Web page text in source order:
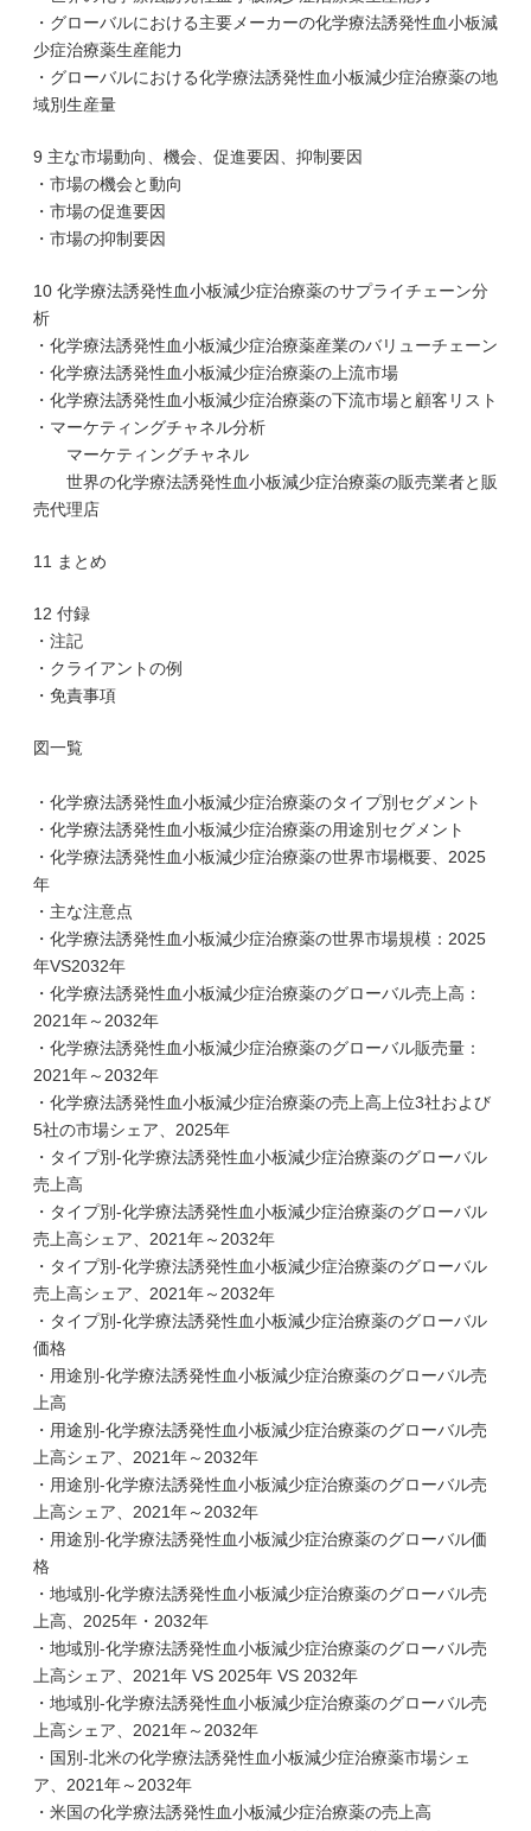
・グローバルにおける主要メーカーの化学療法誘発性血小板減
少症治療薬生産能力
・グローバルにおける化学療法誘発性血小板減少症治療薬の地
域別生産量
9 主な市場動向、機会、促進要因、抑制要因
・市場の機会と動向
・市場の促進要因
・市場の抑制要因
10 化学療法誘発性血小板減少症治療薬のサプライチェーン分
析
・化学療法誘発性血小板減少症治療薬産業のバリューチェーン
・化学療法誘発性血小板減少症治療薬の上流市場
・化学療法誘発性血小板減少症治療薬の下流市場と顧客リスト
・マーケティングチャネル分析
マーケティングチャネル
世界の化学療法誘発性血小板減少症治療薬の販売業者と販
売代理店
11 まとめ
12 付録
・注記
・クライアントの例
・免責事項
図一覧
・化学療法誘発性血小板減少症治療薬のタイプ別セグメント
・化学療法誘発性血小板減少症治療薬の用途別セグメント
・化学療法誘発性血小板減少症治療薬の世界市場概要、2025
年
・主な注意点
・化学療法誘発性血小板減少症治療薬の世界市場規模：2025
年VS2032年
・化学療法誘発性血小板減少症治療薬のグローバル売上高：
2021年～2032年
・化学療法誘発性血小板減少症治療薬のグローバル販売量：
2021年～2032年
・化学療法誘発性血小板減少症治療薬の売上高上位3社および
5社の市場シェア、2025年
・タイプ別-化学療法誘発性血小板減少症治療薬のグローバル
売上高
・タイプ別-化学療法誘発性血小板減少症治療薬のグローバル
売上高シェア、2021年～2032年
・タイプ別-化学療法誘発性血小板減少症治療薬のグローバル
売上高シェア、2021年～2032年
・タイプ別-化学療法誘発性血小板減少症治療薬のグローバル
価格
・用途別-化学療法誘発性血小板減少症治療薬のグローバル売
上高
・用途別-化学療法誘発性血小板減少症治療薬のグローバル売
上高シェア、2021年～2032年
・用途別-化学療法誘発性血小板減少症治療薬のグローバル売
上高シェア、2021年～2032年
・用途別-化学療法誘発性血小板減少症治療薬のグローバル価
格
・地域別-化学療法誘発性血小板減少症治療薬のグローバル売
上高、2025年・2032年
・地域別-化学療法誘発性血小板減少症治療薬のグローバル売
上高シェア、2021年 VS 2025年 VS 2032年
・地域別-化学療法誘発性血小板減少症治療薬のグローバル売
上高シェア、2021年～2032年
・国別-北米の化学療法誘発性血小板減少症治療薬市場シェ
ア、2021年～2032年
・米国の化学療法誘発性血小板減少症治療薬の売上高